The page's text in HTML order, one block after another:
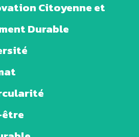
Citoyenne et
Durable